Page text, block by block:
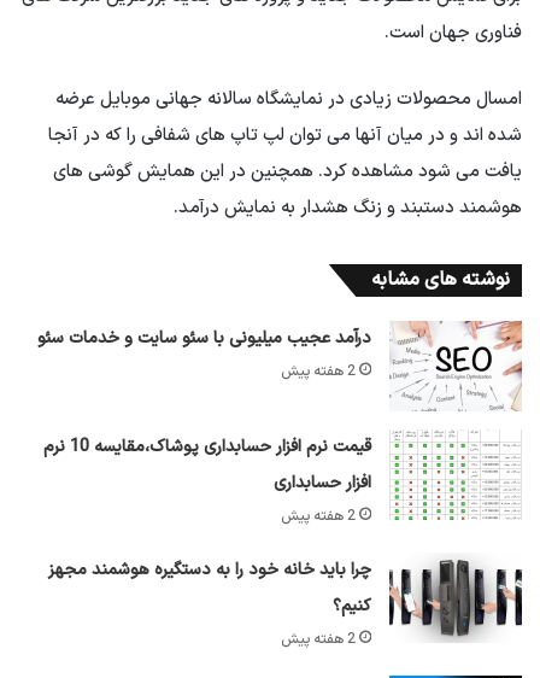
فناوری جهان است.
امسال محصولات زیادی در نمایشگاه سالانه جهانی موبایل عرضه
شده اند و در میان آنها می توان لپ تاپ های شفافی را که در آنجا
یافت می شود مشاهده کرد. همچنین در این همایش گوشی های
هوشمند دستبند و زنگ هشدار به نمایش درآمد.
نوشته های مشابه
درآمد عجیب میلیونی با سئو سایت و خدمات سئو
2 هفته پیش
قیمت نرم افزار حسابداری پوشاک،مقایسه 10 نرم
افزار حسابداری
2 هفته پیش
چرا باید خانه خود را به دستگیره هوشمند مجهز
کنیم؟
2 هفته پیش